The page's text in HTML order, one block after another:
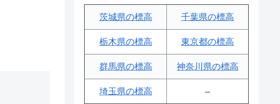
茨城県の標高 千葉県の標高
栃木県の標高 東京都の標高
群馬県の標高 神奈川県の標高
埼玉県の標高 –